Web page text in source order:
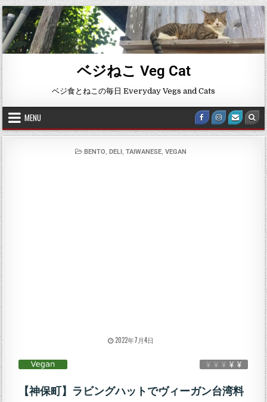
ベジねこ Veg Cat
ベジ食とねこの毎日 Everyday Vegs and Cats
MENU
BENTO DELI, TAIWANESE, VEGAN
2022年7月4日
【神保町】ラビングハットでヴィーガン台湾料